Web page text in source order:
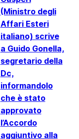
(Ministro degli
Affari Esteri
italiano) scrive
a Guido Gonella,
segretario della
Dc,
informandolo
che è stato
approvato
l’Accordo
aggiuntivo alla